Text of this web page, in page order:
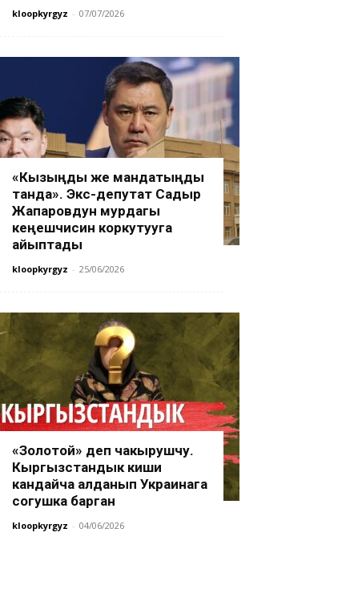
kloopkyrgyz - 07/07/2026
«Кызыңды же мандатыңды
танда». Экс-депутат Садыр
Жапаровдун мурдагы
кеңешчисин коркутууга
айыптады
kloopkyrgyz - 25/06/2026
«Золотой» деп чакырушчу.
Кыргызстандык киши
кандайча алданып Украинага
согушка барган
kloopkyrgyz - 04/06/2026